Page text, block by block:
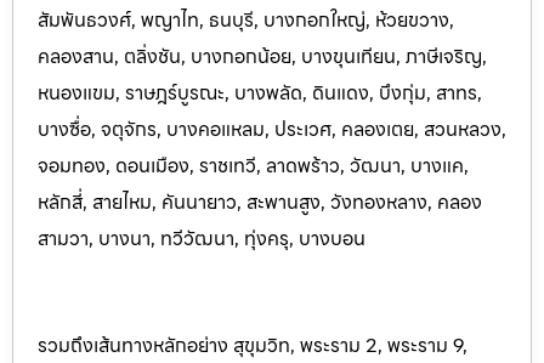
สัมพันธวงศ์, พญาไท, ธนบุรี, บางกอกใหญ่, ห้วยขวาง,
คลองสาน, ตลิ่งชัน, บางกอกน้อย, บางขุนเทียน, ภาษีเจริญ,
หนองแขม, ราษฎร์บูรณะ, บางพลัด, ดินแดง, บึงกุ่ม, สาทร,
บางซื่อ, จตุจักร, บางคอแหลม, ประเวศ, คลองเตย, สวนหลวง,
จอมทอง, ดอนเมือง, ราชเทวี, ลาดพร้าว, วัฒนา, บางแค,
หลักสี่, สายไหม, คันนายาว, สะพานสูง, วังทองหลาง, คลอง
สามวา, บางนา, ทวีวัฒนา, ทุ่งครุ, บางบอน
รวมถึงเส้นทางหลักอย่าง สุขุมวิท, พระราม 2, พระราม 9,